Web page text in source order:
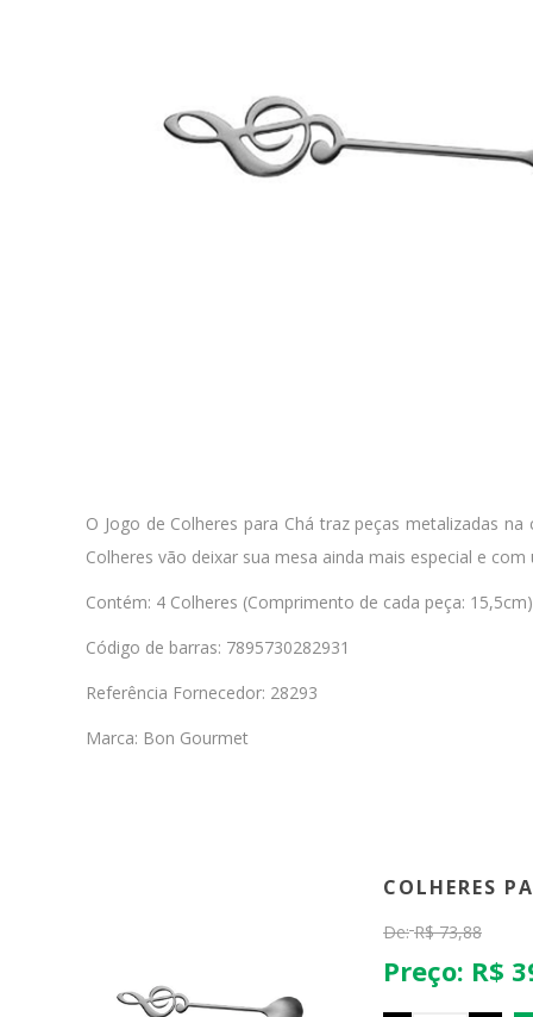
O Jogo de Colheres para Chá traz peças metalizadas
Colheres vão deixar sua mesa ainda mais especial e
Contém: 4 Colheres (Comprimento de cada peça: 15,5cm)
Código de barras: 7895730282931
Referência Fornecedor: 28293
Marca: Bon Gourmet
COLHERES
De: R$ 73,88
Preço: R$